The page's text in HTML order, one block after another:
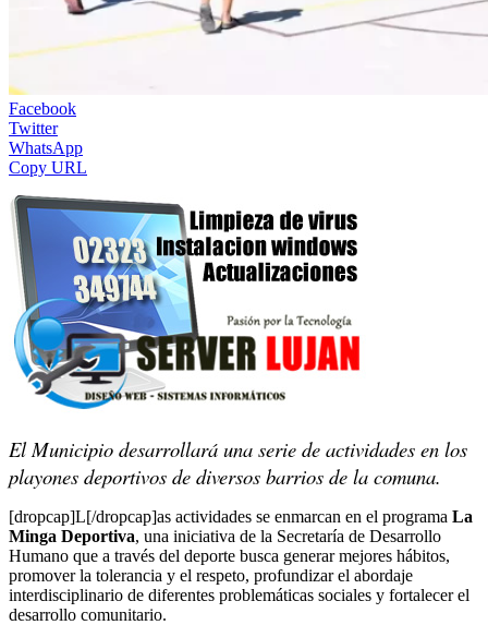
Facebook
Twitter
WhatsApp
Copy URL
El Municipio desarrollará una serie de actividades en los
playones deportivos de diversos barrios de la comuna.
[dropcap]L[/dropcap]as actividades se enmarcan en el programa La
Minga Deportiva, una iniciativa de la Secretaría de Desarrollo
Humano que a través del deporte busca generar mejores hábitos,
promover la tolerancia y el respeto, profundizar el abordaje
interdisciplinario de diferentes problemáticas sociales y fortalecer el
desarrollo comunitario.